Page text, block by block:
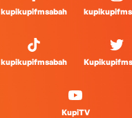
kupikupifmsabah
kupikupifmsabah
KupiTV